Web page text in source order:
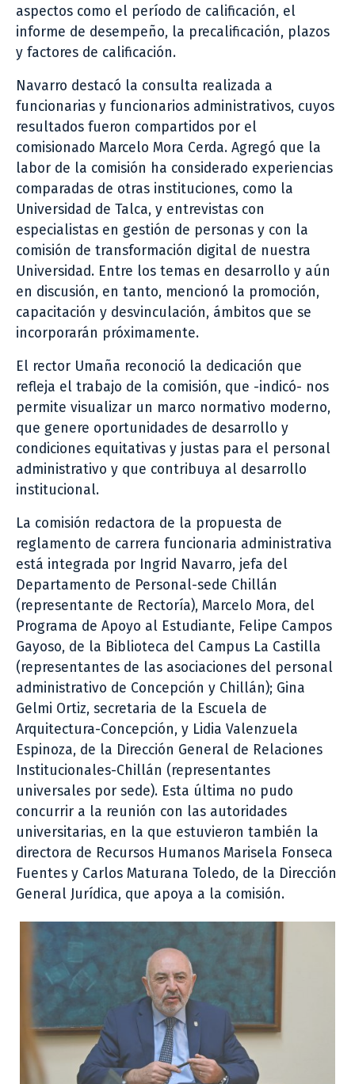
aspectos como el período de calificación, el
informe de desempeño, la precalificación, plazos
y factores de calificación.
Navarro destacó la consulta realizada a
funcionarias y funcionarios administrativos, cuyos
resultados fueron compartidos por el
comisionado Marcelo Mora Cerda. Agregó que la
labor de la comisión ha considerado experiencias
comparadas de otras instituciones, como la
Universidad de Talca, y entrevistas con
especialistas en gestión de personas y con la
comisión de transformación digital de nuestra
Universidad. Entre los temas en desarrollo y aún
en discusión, en tanto, mencionó la promoción,
capacitación y desvinculación, ámbitos que se
incorporarán próximamente.
El rector Umaña reconoció la dedicación que
refleja el trabajo de la comisión, que -indicó- nos
permite visualizar un marco normativo moderno,
que genere oportunidades de desarrollo y
condiciones equitativas y justas para el personal
administrativo y que contribuya al desarrollo
institucional.
La comisión redactora de la propuesta de
reglamento de carrera funcionaria administrativa
está integrada por Ingrid Navarro, jefa del
Departamento de Personal-sede Chillán
(representante de Rectoría), Marcelo Mora, del
Programa de Apoyo al Estudiante, Felipe Campos
Gayoso, de la Biblioteca del Campus La Castilla
(representantes de las asociaciones del personal
administrativo de Concepción y Chillán); Gina
Gelmi Ortiz, secretaria de la Escuela de
Arquitectura-Concepción, y Lidia Valenzuela
Espinoza, de la Dirección General de Relaciones
Institucionales-Chillán (representantes
universales por sede). Esta última no pudo
concurrir a la reunión con las autoridades
universitarias, en la que estuvieron también la
directora de Recursos Humanos Marisela Fonseca
Fuentes y Carlos Maturana Toledo, de la Dirección
General Jurídica, que apoya a la comisión.